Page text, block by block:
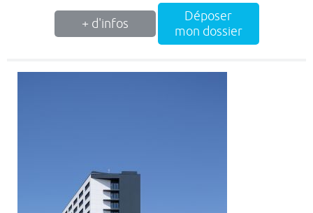
+ d'infos
Déposer
mon dossier